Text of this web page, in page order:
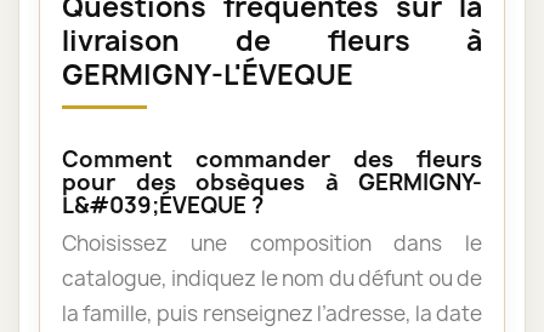
livraison de fleurs à
GERMIGNY-L'ÉVEQUE
Comment commander des fleurs
pour des obsèques à GERMIGNY-
L&#039;ÉVEQUE ?
Choisissez une composition dans le
catalogue, indiquez le nom du défunt ou de
la famille, puis renseignez l’adresse, la date